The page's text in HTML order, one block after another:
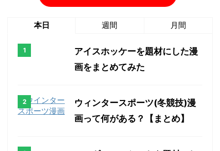
本日 週間 月間
アイスホッケーを題材にした漫
画をまとめてみた
ウィンタースポーツ(冬競技)漫
画って何がある？【まとめ】